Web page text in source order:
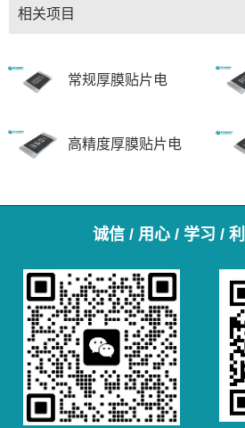
相关项目
常规厚膜贴片电
高精度厚膜贴片电
诚信 / 用心 / 学习 /